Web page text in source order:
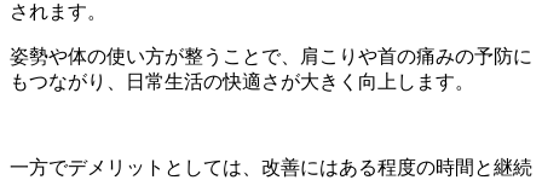
されます。
姿勢や体の使い方が整うことで、肩こりや首の痛みの予防に
もつながり、日常生活の快適さが大きく向上します。
一方でデメリットとしては、改善にはある程度の時間と継続